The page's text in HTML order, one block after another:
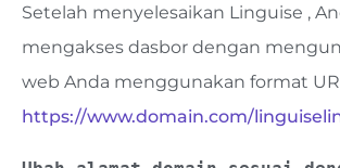
Setelah menyelesaikan Linguise ,
mengakses dasbor dengan
web Anda menggunakan format
https://www.domain.com/